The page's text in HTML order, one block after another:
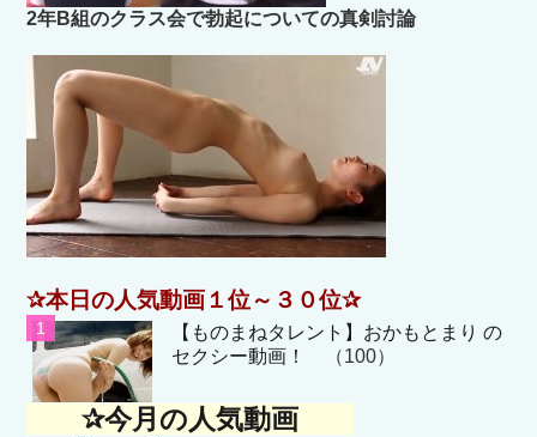
2年B組のクラス会で勃起についての真剣討論
✰本日の人気動画１位～３０位✰
【ものまねタレント】おかもとまり の
セクシー動画！
（100）
✰今月の人気動画